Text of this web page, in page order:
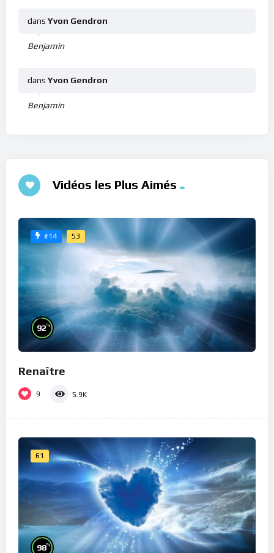
Benjamin
dans Yvon Gendron
Benjamin
dans Yvon Gendron
Vidéos les Plus Aimés
#14 53
92%
Renaître
9 5.9K
61
98%